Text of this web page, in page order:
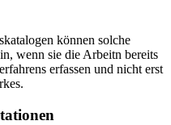
können solche
wenn sie die Arbeitn bereits
erfassen und nicht erst